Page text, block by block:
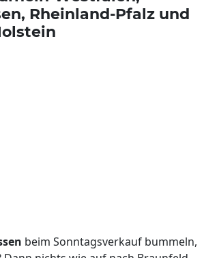
Rheinland-Pfalz und
beim Sonntagsverkauf bummeln,